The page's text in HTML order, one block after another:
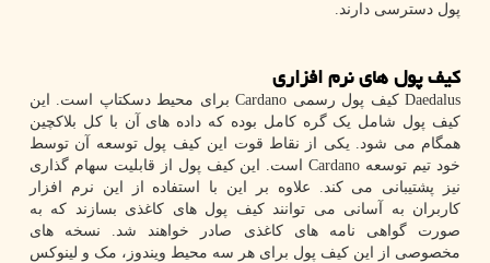
پول دسترسی دارند.
کیف پول های نرم افزاری
Daedalusکیف پول رسمی Cardanoبرای محیط دسکتاپ است. این
کیف پول شامل یک گره کامل بوده که داده های آن با کل بلاکچین
همگام می شود. یکی از نقاط قوت این کیف پول توسعه آن توسط
خود تیم توسعه Cardanoاست. این کیف پول از قابلیت سهام گذاری
نیز پشتیبانی می کند. علاوه بر این با استفاده از این نرم افزار
کاربران به آسانی می توانند کیف پول های کاغذی بسازند که به
صورت گواهی نامه های کاغذی صادر خواهند شد. نسخه های
مخصوصی از این کیف پول برای هر سه محیط ویندوز، مک و لینوکس